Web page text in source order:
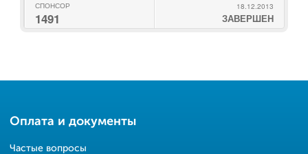
СПОНСОР
1491
18.12.2013
ЗАВЕРШЕН
Оплата и документы
Частые вопросы